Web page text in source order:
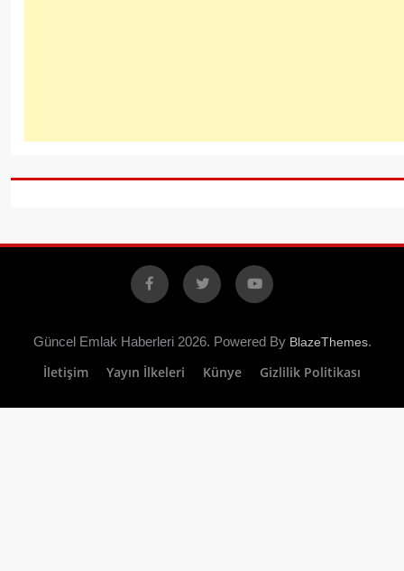
Facebook
X YouTube
Güncel Emlak Haberleri 2026. Powered By BlazeThemes.
İletişim Yayın İlkeleri Künye Gizlilik Politikası